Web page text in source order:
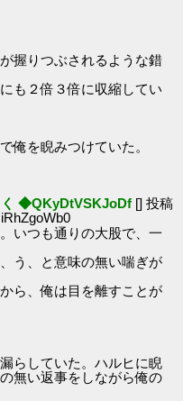
握りつぶされるような錯
も２倍３倍に収縮してい
を睨みつけていた。
く ◆QKyDtVSKJoDf [] 投稿
いつも通りの大股で、一
う、と意味の無い喘ぎが
ら、俺は目を離すことが
らしていた。ハルヒに睨
無い返事をしながら俺の